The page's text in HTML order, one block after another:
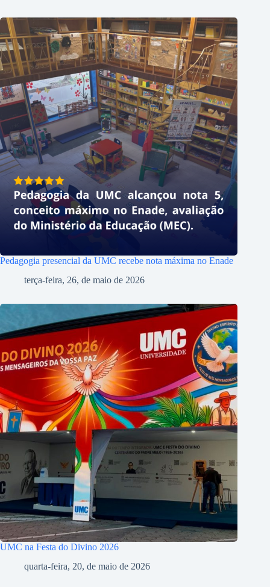
Pedagogia presencial da UMC recebe nota máxima no Enade
terça-feira, 26, de maio de 2026
UMC na Festa do Divino 2026
quarta-feira, 20, de maio de 2026